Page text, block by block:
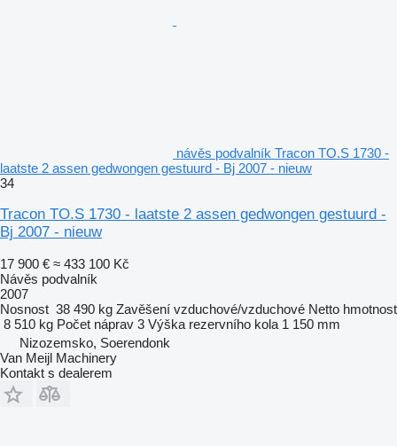
návěs podvalník Tracon TO.S 1730 -
laatste 2 assen gedwongen gestuurd - Bj 2007 - nieuw
34
Tracon TO.S 1730 - laatste 2 assen gedwongen gestuurd -
Bj 2007 - nieuw
17 900 € ≈ 433 100 Kč
Návěs podvalník
2007
Nosnost 38 490 kg Zavěšení vzduchové/vzduchové Netto hmotnost
8 510 kg Počet náprav 3 Výška rezervního kola 1 150 mm
Nizozemsko, Soerendonk
Van Meijl Machinery
Kontakt s dealerem